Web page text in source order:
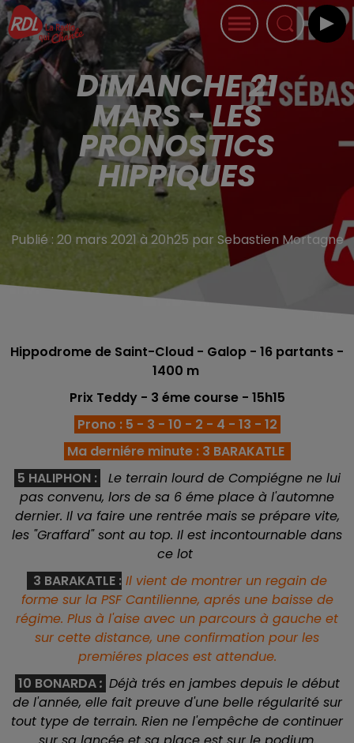
DIMANCHE 21
MARS - LES
PRONOSTICS
HIPPIQUES
Publié : 20 mars 2021 à 20h25 par Sebastien Mortagne
Hippodrome de Saint-Cloud - Galop - 16 partants -
1400 m
Prix Teddy - 3 éme course- 15h15
Prono : 5 - 3 - 10 - 2 - 4 - 13 - 12
Ma derniére minute : 3 BARAKATLE
5 HALIPHON :
Le terrain lourd de Compiégne ne lui
pas convenu, lors de sa 6 éme place à l'automne
dernier. Il va faire une rentrée mais se prépare vite,
les "Graffard" sont au top. Il est incontournable dans
ce lot
3 BARAKATLE : Il vient de montrer un regain de
forme sur la PSF Cantilienne, aprés une baisse de
régime. Plus à l'aise avec un parcours à gauche et
sur cette distance, une confirmation pour les
premiéres places est attendue.
10 BONARDA: Déjà trés en jambes depuis le début
de l'année, elle fait preuve d'une belle régularité sur
tout type de terrain. Rien ne l'empêche de continuer